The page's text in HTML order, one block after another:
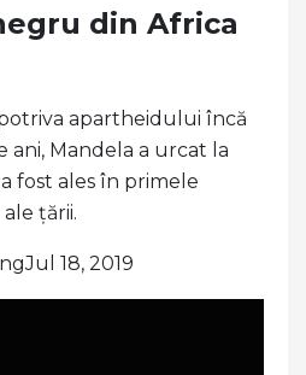
din Africa
apartheidului încă
ani, Mandela a urcat la
fost ales în primele
țării.
18, 2019